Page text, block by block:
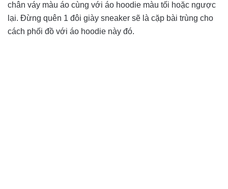
chân váy màu áo cùng với áo hoodie màu tối hoặc ngược
lại. Đừng quên 1 đôi giày sneaker sẽ là cặp bài trùng cho
cách phối đồ với áo hoodie này đó.